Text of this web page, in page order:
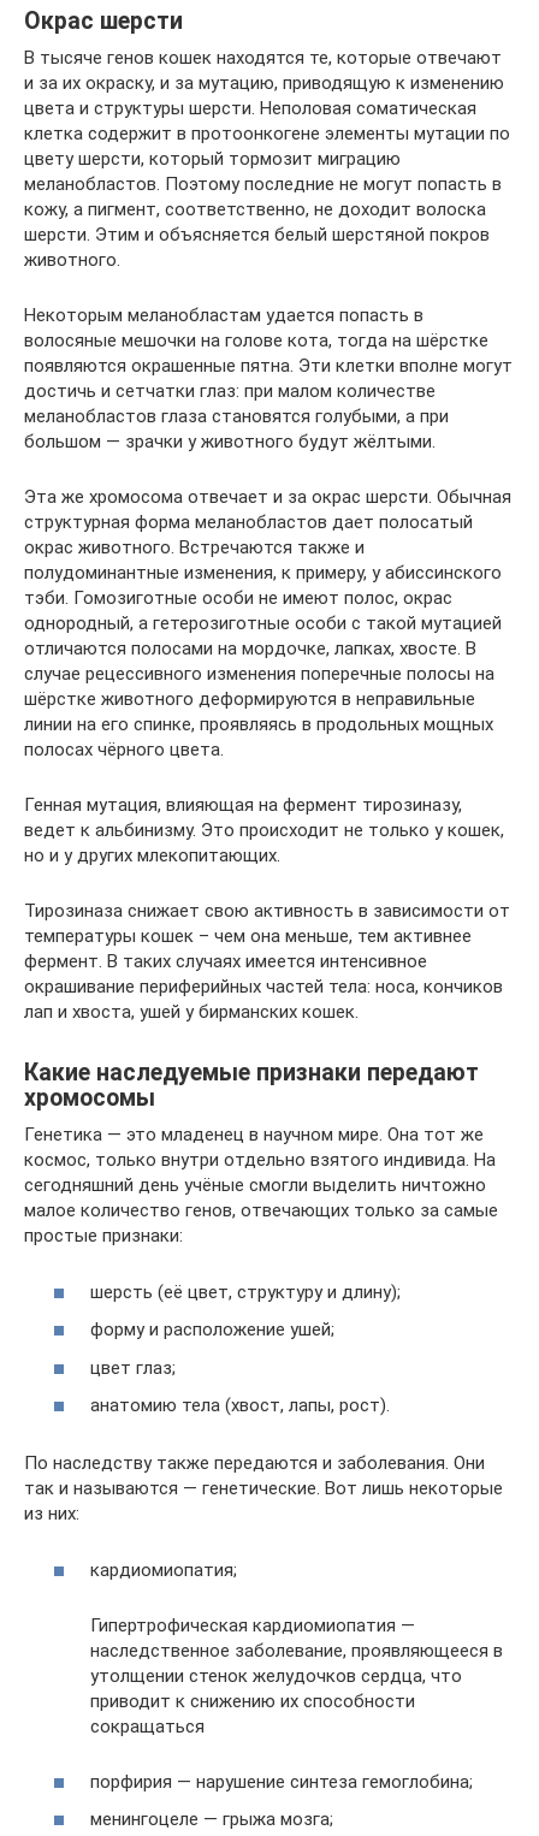
Окрас шерсти
В тысяче генов кошек находятся те, которые отвечают
и за их окраску, и за мутацию, приводящую к изменению
цвета и структуры шерсти. Неполовая соматическая
клетка содержит в протоонкогене элементы мутации по
цвету шерсти, который тормозит миграцию
меланобластов. Поэтому последние не могут попасть в
кожу, а пигмент, соответственно, не доходит волоска
шерсти. Этим и объясняется белый шерстяной покров
животного.
Некоторым меланобластам удается попасть в
волосяные мешочки на голове кота, тогда на шёрстке
появляются окрашенные пятна. Эти клетки вполне могут
достичь и сетчатки глаз: при малом количестве
меланобластов глаза становятся голубыми, а при
большом — зрачки у животного будут жёлтыми.
Эта же хромосома отвечает и за окрас шерсти. Обычная
структурная форма меланобластов дает полосатый
окрас животного. Встречаются также и
полудоминантные изменения, к примеру, у абиссинского
тэби. Гомозиготные особи не имеют полос, окрас
однородный, а гетерозиготные особи с такой мутацией
отличаются полосами на мордочке, лапках, хвосте. В
случае рецессивного изменения поперечные полосы на
шёрстке животного деформируются в неправильные
линии на его спинке, проявляясь в продольных мощных
полосах чёрного цвета.
Генная мутация, влияющая на фермент тирозиназу,
ведет к альбинизму. Это происходит не только у кошек,
но и у других млекопитающих.
Тирозиназа снижает свою активность в зависимости от
температуры кошек – чем она меньше, тем активнее
фермент. В таких случаях имеется интенсивное
окрашивание периферийных частей тела: носа, кончиков
лап и хвоста, ушей у бирманских кошек.
Какие наследуемые признаки передают
хромосомы
Генетика — это младенец в научном мире. Она тот же
космос, только внутри отдельно взятого индивида. На
сегодняшний день учёные смогли выделить ничтожно
малое количество генов, отвечающих только за самые
простые признаки:
шерсть (её цвет, структуру и длину);
форму и расположение ушей;
цвет глаз;
анатомию тела (хвост, лапы, рост).
По наследству также передаются и заболевания. Они
так и называются — генетические. Вот лишь некоторые
из них:
кардиомиопатия;
Гипертрофическая кардиомиопатия —
наследственное заболевание, проявляющееся в
утолщении стенок желудочков сердца, что
приводит к снижению их способности
сокращаться
порфирия — нарушение синтеза гемоглобина;
менингоцеле — грыжа мозга;